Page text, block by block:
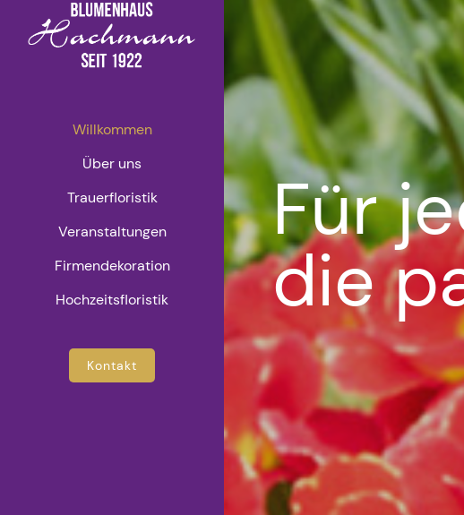
Willkommen
Über uns
Trauerfloristik
Veranstaltungen
Firmendekoration
Hochzeitsfloristik
Kontakt
Für
die